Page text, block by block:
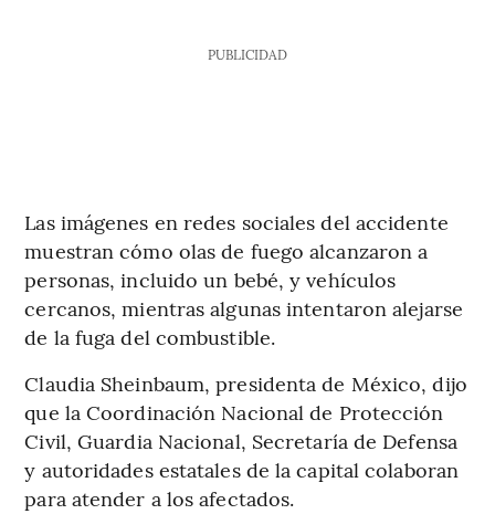
PUBLICIDAD
Las imágenes en redes sociales del accidente
muestran cómo olas de fuego alcanzaron a
personas, incluido un bebé, y vehículos
cercanos, mientras algunas intentaron alejarse
de la fuga del combustible.
Claudia Sheinbaum, presidenta de México, dijo
que la Coordinación Nacional de Protección
Civil, Guardia Nacional, Secretaría de Defensa
y autoridades estatales de la capital colaboran
para atender a los afectados.